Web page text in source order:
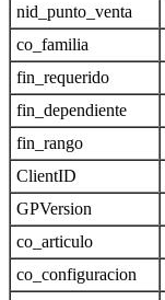
nid_punto_venta
co_familia
fin_requerido
fin_dependiente
fin_rango
ClientID
GPVersion
co_articulo
co_configuracion